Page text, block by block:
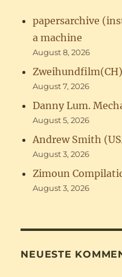
papersarchive
a machine
August 8, 2026
August 7, 2026
Danny Lum.
August 5, 2026
Andrew Smith
August 3, 2026
Zimoun
August 3, 2026
NEUESTE